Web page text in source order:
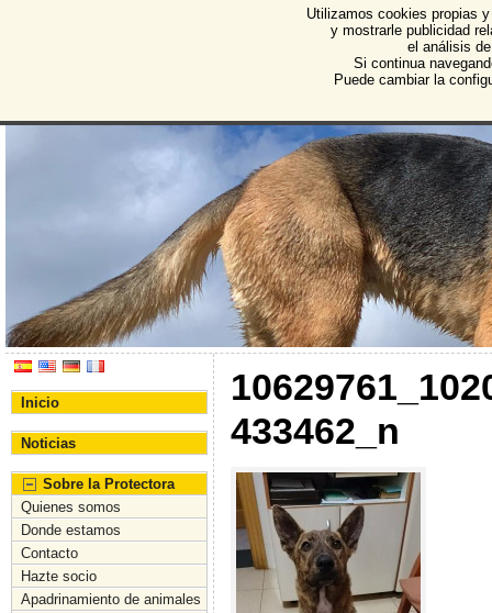
Protectora de Animales
Asociación Protectora de Animales y Plantas de
Inicio
Noticias
Sobre la Protectora
Quienes somos
Donde estamos
Contacto
Hazte socio
Apadrinamiento de animales
433462_n
Utilizamos cookies propias
y mostrarle publicidad
el análisis
Si continua
Puede cambiar la